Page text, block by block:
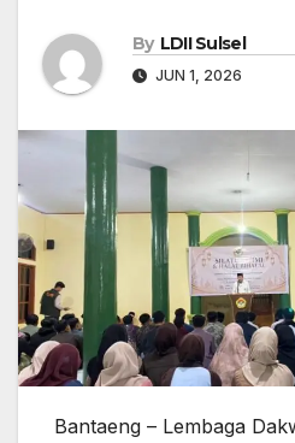
By LDII Sulsel
JUN 1, 2026
Bantaeng – Lembaga